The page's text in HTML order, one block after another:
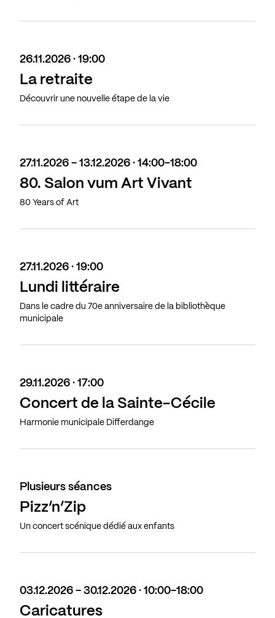
26.11.2026 · 19:00
La retraite
Découvrir une nouvelle étape de la vie
27.11.2026 - 13.12.2026 · 14:00-18:00
80. Salon vum Art Vivant
80 Years of Art
27.11.2026 · 19:00
Lundi littéraire
Dans le cadre du 70e anniversaire de la bibliothèque
municipale
29.11.2026 · 17:00
Concert de la Sainte-Cécile
Harmonie municipale Differdange
Plusieurs séances
Pizz’n’Zip
Un concert scénique dédié aux enfants
03.12.2026 - 30.12.2026 · 10:00-18:00
Caricatures